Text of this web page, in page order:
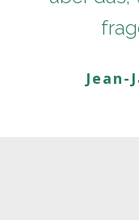
Jean-